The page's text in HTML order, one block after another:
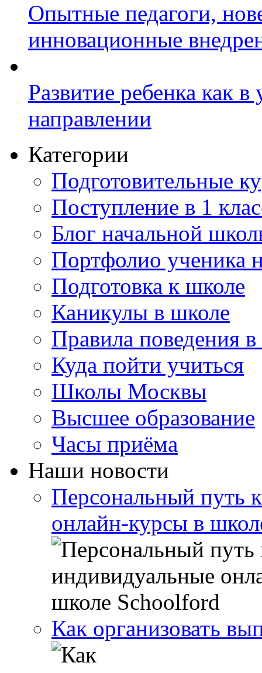
Опытные педагоги,
инновационные
Развитие ребенка как
направлении
Категории
Подготовительные
Поступление в 1
Блог начальной
Портфолио ученика
Подготовка к школе
Каникулы в школе
Правила поведения
Куда пойти учиться
Школы Москвы
Высшее образование
Часы приёма
Наши новости
Персональный путь
онлайн-курсы в
Как организовать